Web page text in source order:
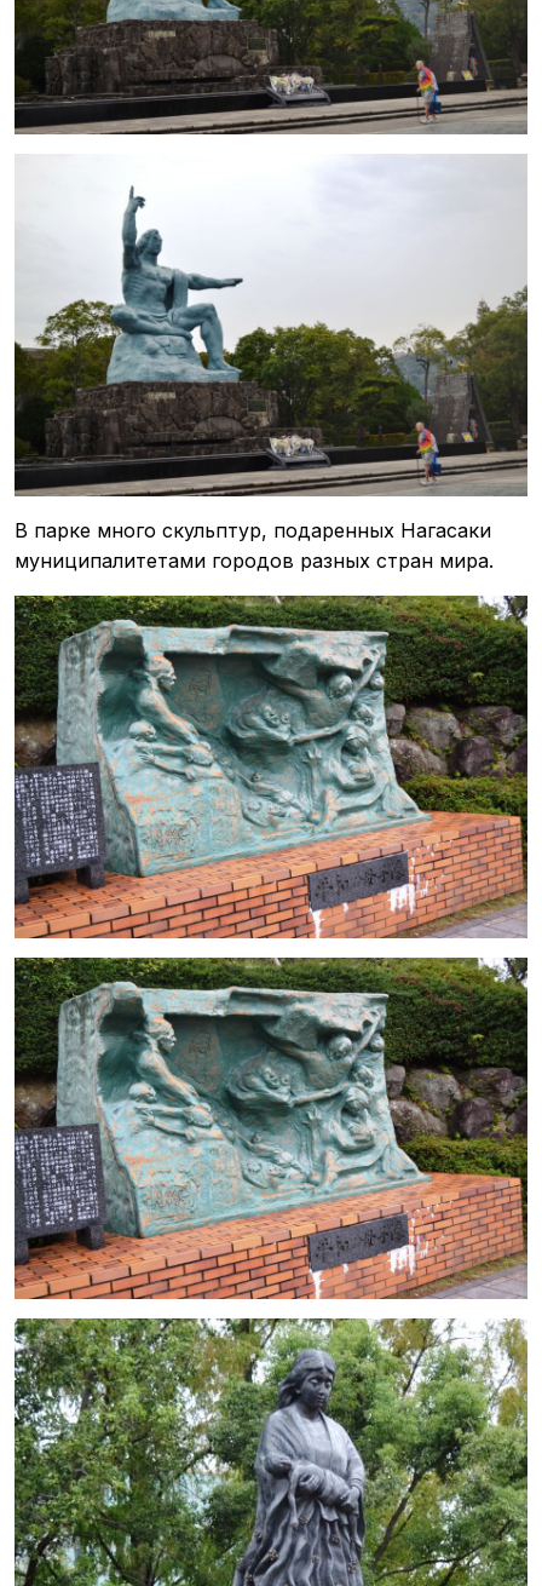
В парке много скульптур, подаренных Нагасаки
муниципалитетами городов разных стран мира.